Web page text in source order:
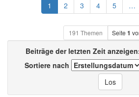
1 2 3 4 5 …
191 Themen Seite 1
Beiträge der letzten Zeit
Sortiere nach